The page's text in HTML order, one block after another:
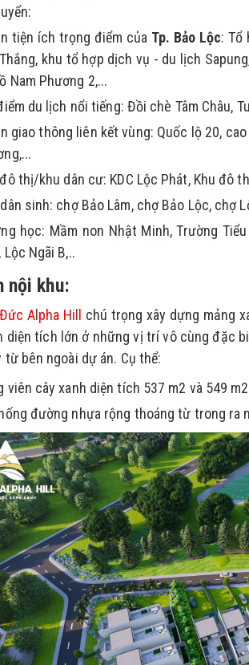
tiện ích trọng điểm của Tp. Bảo Lộc: Tổ
khu tổ hợp dịch vụ - du lịch
Nam Phương 2,...
du lịch nổi tiếng: Đồi chè Tâm Châu,
giao thông liên kết vùng: Quốc lộ 20,
thị/khu dân cư: KDC Lộc Phát, Khu đô
sinh: chợ Bảo Lâm, chợ Bảo Lộc, chợ
học: Mầm non Nhật Minh, Trường
Ngãi B,..
nội khu:
Alpha Hill
chú trọng xây dựng mảng
diện tích lớn ở những vị trí vô cùng đặc
từ bên ngoài dự án. Cụ thể:
viên cây xanh diện tích 537 m2 và 549
đường nhựa rộng thoáng từ trong ra